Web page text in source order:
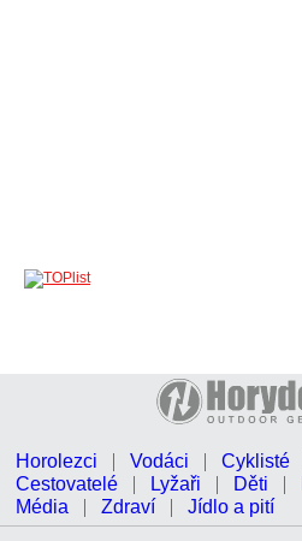
Horolezci Vodáci Cyklisté
Cestovatelé
Lyžaři Děti
Média
Zdraví Jídlo a pití